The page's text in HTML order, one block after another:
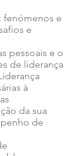
fenómenos e
e
pessoais e o
de liderança
à
da sua
de